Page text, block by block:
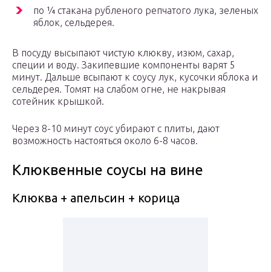
по ¼ стакана рубленого репчатого лука, зеленых
яблок, сельдерея.
В посуду высыпают чистую клюкву, изюм, сахар,
специи и воду. Закипевшие компоненты варят 5
минут. Дальше всыпают к соусу лук, кусочки яблока и
сельдерея. Томят на слабом огне, не накрывая
сотейник крышкой.
Через 8-10 минут соус убирают с плиты, дают
возможность настояться около 6-8 часов.
Клюквенные соусы на вине
Клюква + апельсин + корица